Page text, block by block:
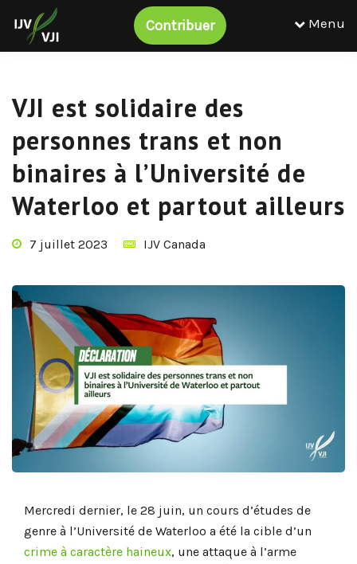
Contribuer Menu
VJI est solidaire des
personnes trans et non
binaires à l’Université de
Waterloo et partout ailleurs
7 juillet 2023 IJV Canada
Mercredi dernier, le 28 juin, un cours d’études de
genre à l’Université de Waterloo a été la cible d’un
crime à caractère haineux, une attaque à l’arme